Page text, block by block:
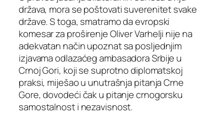
država, mora se poštovati suverenitet svake
države. S toga, smatramo da evropski
komesar za proširenje Oliver Varhelji nije na
adekvatan način upoznat sa posljednjim
izjavama odlazaćeg ambasadora Srbije u
Crnoj Gori, koji se suprotno diplomatskoj
praksi, miješao u unutrašnja pitanja Crne
Gore, dovodeći čak u pitanje crnogorsku
samostalnost i nezavisnost.